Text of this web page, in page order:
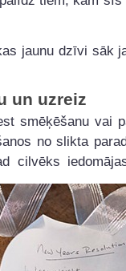
jaunu dzīvi sāk
un uzreiz
smēķēšanu vai
no slikta
cilvēks